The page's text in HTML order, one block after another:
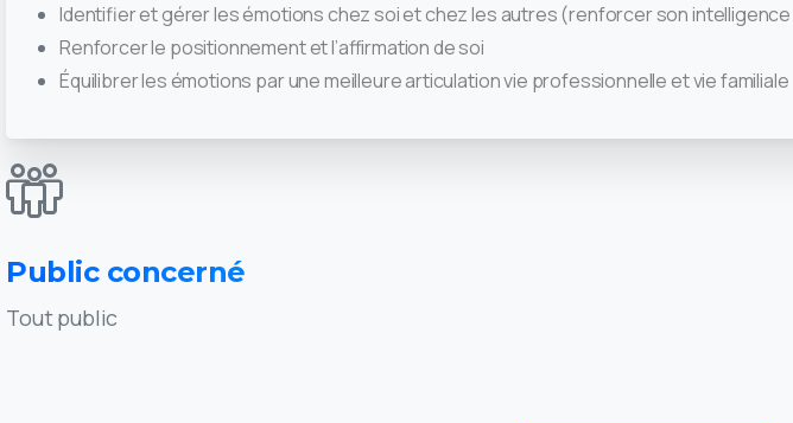
Identifier et gérer les émotions chez soi et chez les autres (renforcer son
Renforcer le positionnement et l’affirmation de soi
Équilibrer les émotions par une meilleure articulation vie professionnelle et vie familiale
Public concerné
Tout public